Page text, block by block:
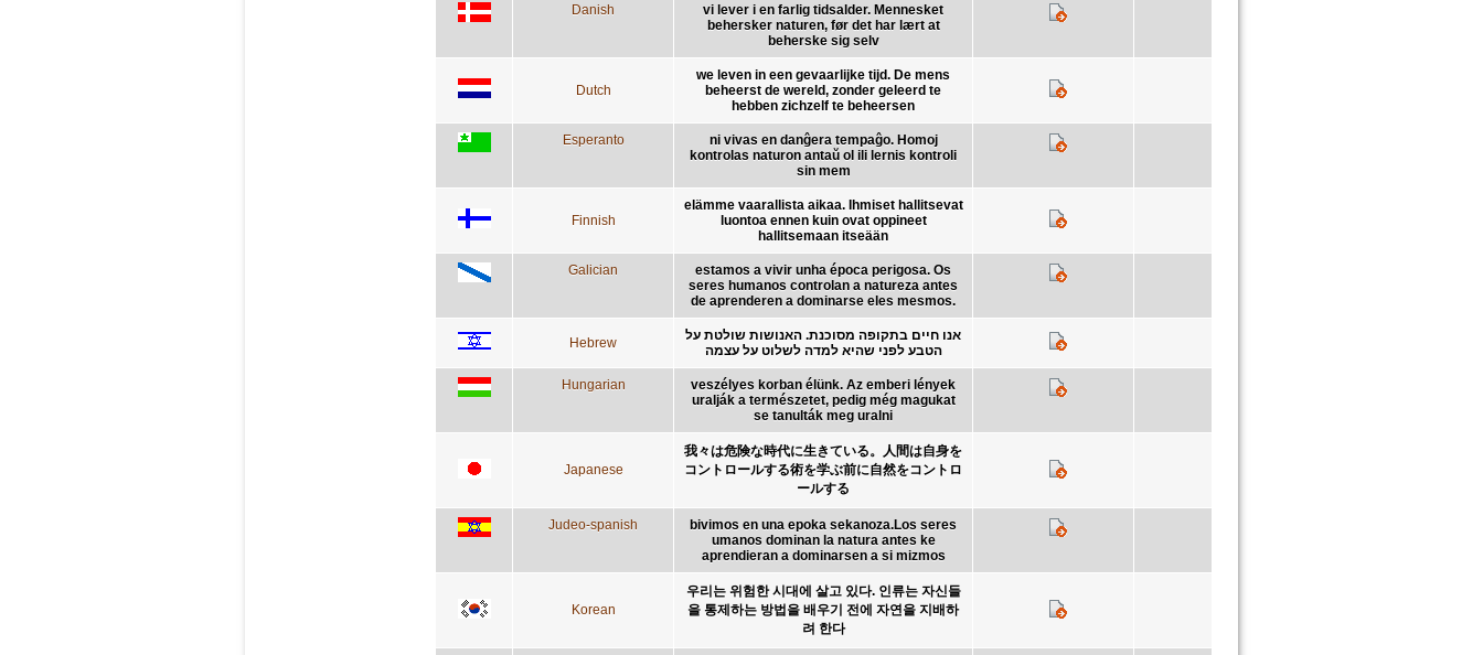
Danish
vi lever i en farlig tidsalder. Mennesket
behersker naturen, før det har lært at
beherske sig selv
Dutch
we leven in een gevaarlijke tijd. De mens
beheerst de wereld, zonder geleerd te
hebben zichzelf te beheersen
Esperanto
ni vivas en danĝera tempaĝo. Homoj
kontrolas naturon antaŭ ol ili lernis kontroli
sin mem
Finnish
elämme vaarallista aikaa. Ihmiset hallitsevat
luontoa ennen kuin ovat oppineet
hallitsemaan itseään
Galician
estamos a vivir unha época perigosa. Os
seres humanos controlan a natureza antes
de aprenderen a dominarse eles mesmos.
Hebrew
אנו חיים בתקופה מסוכנת. האנושות שולטת על
הטבע לפני שהיא למדה לשלוט על עצמה
Hungarian
veszélyes korban élünk. Az emberi lények
uralják a természetet, pedig még magukat
se tanulták meg uralni
Japanese
我々は危険な時代に生きている。人間は自身を
コントロールする術を学ぶ前に自然をコントロ
ールする
Judeo-spanish
bivimos en una epoka sekanoza.Los seres
umanos dominan la natura antes ke
aprendieran a dominarsen a si mizmos
Korean
우리는 위험한 시대에 살고 있다. 인류는 자신들
을 통제하는 방법을 배우기 전에 자연을 지배하
려 한다